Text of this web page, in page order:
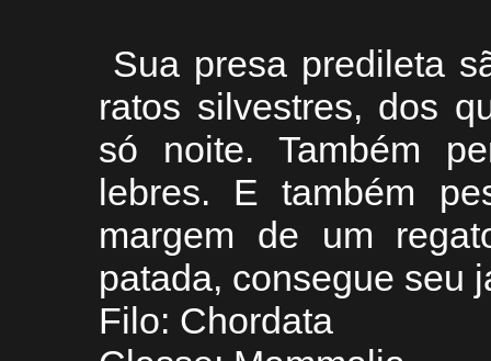
Sua presa predileta
ratos silvestres, dos
só noite. Também
lebres. E também
margem de um
patada, consegue seu
Filo: Chordata